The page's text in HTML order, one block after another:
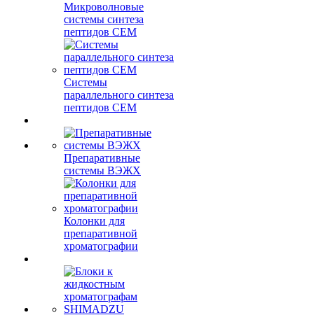
Микроволновые
системы синтеза
пептидов CEM
Системы
параллельного синтеза
пептидов CEM
Препаративные
системы ВЭЖХ
Колонки для
препаративной
хроматографии